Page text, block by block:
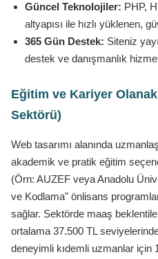
Güncel Teknolojiler: PHP,
altyapısı ile hızlı yüklenen,
365 Gün Destek: Siteniz
destek ve danışmanlık
Eğitim ve Kariyer
Sektörü)
Web tasarımı alanında
akademik ve pratik eğitim
(Örn: AUZEF veya Anadolu
ve Kodlama" önlisans
sağlar. Sektörde maaş
ortalama 37.500 TL
deneyimli kıdemli uzmanlar için